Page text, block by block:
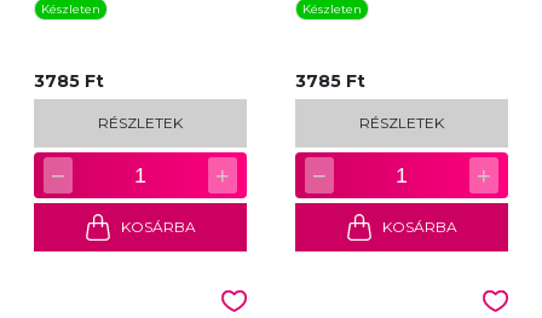
Készleten
3785 Ft
RÉSZLETEK
− 1 +
KOSÁRBA
Készleten
3785 Ft
RÉSZLETEK
− 1 +
KOSÁRBA